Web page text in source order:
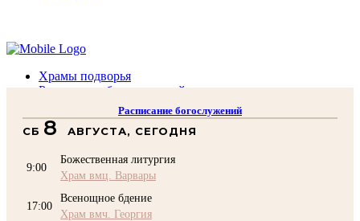
Храмы подворья
Расписание богослужений
Воскресная школа
Преподаватели Воскресной школы
КОНТАКТЫ
Помочь Подворью
Расписание богослужений
СБ 8 АВГУСТА, СЕГОДНЯ
9:00
Божественная литургия
Храм вмц. Варвары
17:00
Всенощное бдение
Храм вмч. Георгия